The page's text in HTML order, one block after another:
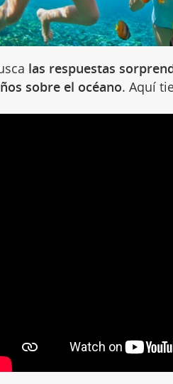
las respuestas
sobre el océano. Aquí